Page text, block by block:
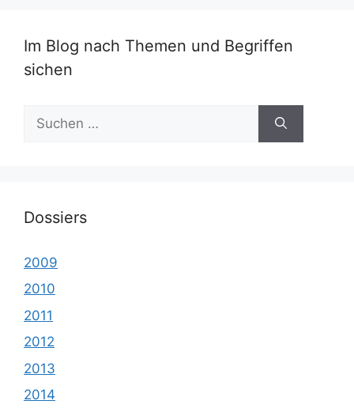
Im Blog nach Themen und Begriffen
sichen
nach:
Dossiers
2009
2010
2011
2012
2013
2014